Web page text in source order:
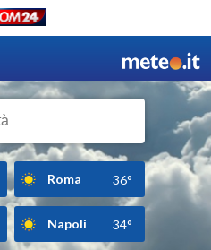
Roma 36°
Napoli 34°